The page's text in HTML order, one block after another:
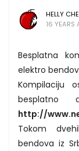
HELLY
16 YEARS
Besplatna
elektro
Kompilaciju
besplatno
http://
Tokom
bendova iz